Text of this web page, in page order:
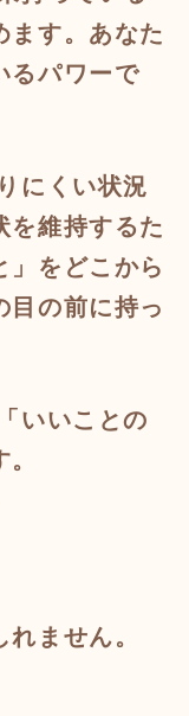
ます。あなた
るパワーで
にくい状況
を維持するた
」をどこから
目の前に持っ
いいことの
ません。